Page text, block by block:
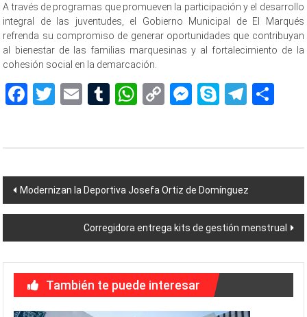
A través de programas que promueven la participación y el desarrollo
integral de las juventudes, el Gobierno Municipal de El Marqués
refrenda su compromiso de generar oportunidades que contribuyan
al bienestar de las familias marquesinas y al fortalecimiento de la
cohesión social en la demarcación.
Facebook
Twitter
EmailTumblr
WhatsApp
CopyMessenger
Skype
Navegación
de
entradas
Modernizan la Deportiva Josefa Ortiz de Domínguez
Corregidora entrega kits de gestión menstrual
También te puede interesar